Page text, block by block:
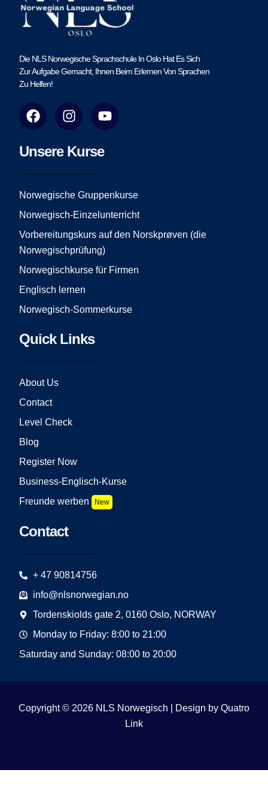
Die NLS Norwegische Sprachschule In Oslo Hat Es Sich
Zur Aufgabe Gemacht, Ihnen Beim Erlernen Von Sprachen
Zu Helfen!
F
a
e
o
o
I
n
t
g
r
m
Y
o
t
e
Unsere Kurse
Norwegische Gruppenkurse
Norwegisch-Einzelunterricht
Vorbereitungskurs auf den Norskprøven (die
Norwegischprüfung)
Norwegischkurse für Firmen
Englisch lernen
Norwegisch-Sommerkurse
Quick Links
About Us
Contact
Level Check
Blog
Register Now
Business-Englisch-Kurse
Freunde werben
New
Contact
+ 47 90814756
info@nlsnorwegian.no
Tordenskiolds gate 2, 0160 Oslo, NORWAY
Monday to Friday: 8:00 to 21:00
Saturday and Sunday: 08:00 to 20:00
Copyright © 2026 NLS Norwegisch | Design by Quatro
Link